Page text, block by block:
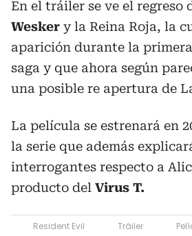
En el tráiler se ve el regreso
Wesker y la Reina Roja, la
aparición durante la
saga y que ahora según
una posible re apertura de
La película se estrenará en
la serie que además
interrogantes respecto a
producto del Virus T.
Resident Evil Tráiler